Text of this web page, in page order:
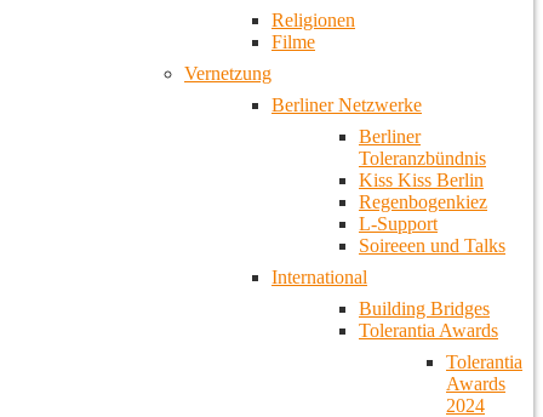
Religionen
Filme
Vernetzung
Berliner Netzwerke
Berliner
Toleranzbündnis
Kiss Kiss Berlin
Regenbogenkiez
L-Support
Soireeen und Talks
International
Building Bridges
Tolerantia Awards
Tolerantia
Awards
2024